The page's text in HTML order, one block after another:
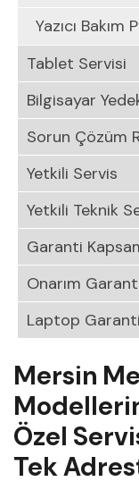
Yazıcı Bakım
Tablet Servisi
Bilgisayar
Sorun Çözüm
Yetkili Servis
Yetkili Teknik
Garanti
Onarım
Laptop
Mersin
Özel
Tek